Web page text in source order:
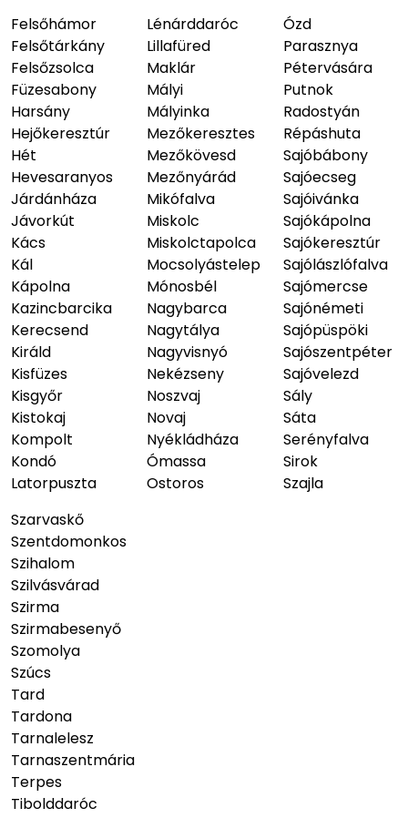
Felsőhámor
Felsőtárkány
Felsőzsolca
Füzesabony
Harsány
Hejőkeresztúr
Hét
Hevesaranyos
Járdánháza
Jávorkút
Kács
Kál
Kápolna
Kazincbarcika
Kerecsend
Királd
Kisfüzes
Kisgyőr
Kistokaj
Kompolt
Kondó
Latorpuszta
Lénárddaróc
Lillafüred
Maklár
Mályi
Mályinka
Mezőkeresztes
Mezőkövesd
Mezőnyárád
Mikófalva
Miskolc
Miskolctapolca
Mocsolyástelep
Mónosbél
Nagybarca
Nagytálya
Nagyvisnyó
Nekézseny
Noszvaj
Novaj
Nyékládháza
Ómassa
Ostoros
Ózd
Parasznya
Pétervására
Putnok
Radostyán
Répáshuta
Sajóbábony
Sajóecseg
Sajóivánka
Sajókápolna
Sajókeresztúr
Sajólászlófalva
Sajómercse
Sajónémeti
Sajópüspöki
Sajószentpéter
Sajóvelezd
Sály
Sáta
Serényfalva
Sirok
Szajla
Szarvaskő
Szentdomonkos
Szihalom
Szilvásvárad
Szirma
Szirmabesenyő
Szomolya
Szúcs
Tard
Tardona
Tarnalelesz
Tarnaszentmária
Terpes
Tibolddaróc